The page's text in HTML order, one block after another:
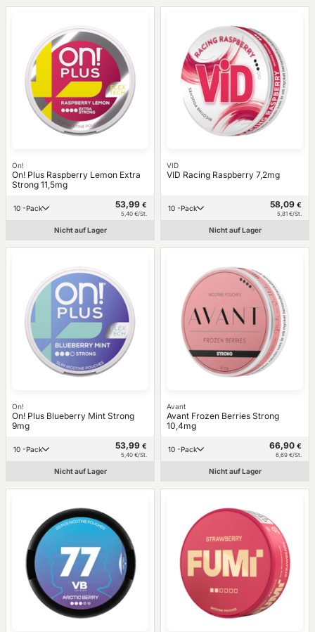
On!
On! Plus Raspberry Lemon Extra
Strong 11,5mg
10 -Pack 53,99 €
5,40 €/St.
Nicht auf Lager
VID
VID Racing Raspberry 7,2mg
10 -Pack 58,09 €
5,81 €/St.
Nicht auf Lager
On!
On! Plus Blueberry Mint Strong
9mg
10 -Pack 53,99 €
5,40 €/St.
Nicht auf Lager
Avant
Avant Frozen Berries Strong
10,4mg
10 -Pack 66,90 €
6,69 €/St.
Nicht auf Lager